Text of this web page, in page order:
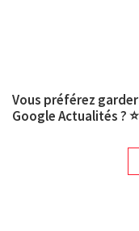
Vous préférez
Google Actualités ?